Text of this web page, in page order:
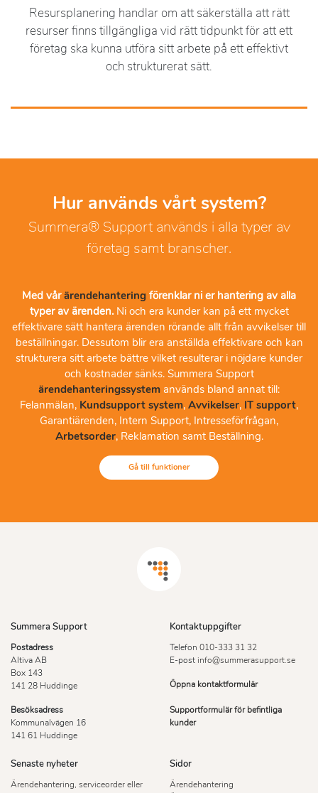
Resursplanering handlar om att säkerställa att rätt
resurser finns tillgängliga vid rätt tidpunkt för att ett
företag ska kunna utföra sitt arbete på ett effektivt
och strukturerat sätt.
Hur används vårt system?
Summera® Support används i alla typer av
företag samt branscher.
Med vårärendehantering förenklar ni er hantering av alla
typer av ärenden.Ni och era kunder kan på ett mycket
effektivare sätt hantera ärenden rörande allt från avvikelser till
beställningar. Dessutom blir era anställda effektivare och kan
strukturera sitt arbete bättre vilket resulterar i nöjdare kunder
och kostnader sänks. Summera Support
ärendehanteringssystem används bland annat till:
Felanmälan, Kundsupport system, Avvikelser, IT support,
Garantiärenden, Intern Support, Intresseförfrågan,
Arbetsorder, Reklamation samt Beställning.
Gå till funktioner
Summera Support
Postadress
Altiva AB
Box 143
141 28 Huddinge
Besöksadress
Kommunalvägen 16
141 61 Huddinge
Kontaktuppgifter
Telefon 010-333 31 32
E-post info@summerasupport.se
Öppna kontaktformulär
Supportformulär för befintliga
kunder
Senaste nyheter
Ärendehantering, serviceorder eller
Sidor
Ärendehantering